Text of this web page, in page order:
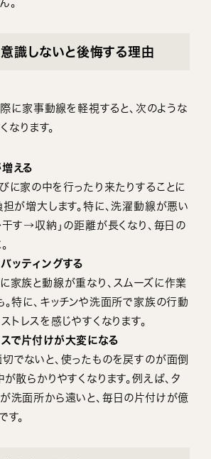
。
識しないと後悔する理由
に家事動線を軽視すると、次のような
なります。
える
に家の中を行ったり来たりすることに
担が増大します。特に、洗濯動線が悪い
干す→収納」の距離が長くなり、毎日の
ッティングする
家族と動線が重なり、スムーズに作業
。特に、キッチンや洗面所で家族の行動
トレスを感じやすくなります。
で片付けが大変になる
でないと、使ったものを戻すのが面倒
が散らかりやすくなります。例えば、タ
洗面所から遠いと、毎日の片付けが億
す。